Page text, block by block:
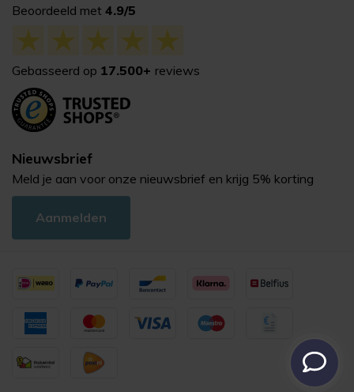
Beoordeeld met 4.9/5
Gebasseerd op 17.500+ reviews
Nieuwsbrief
Meld je aan voor onze nieuwsbrief en krijg 5% korting
Aanmelden